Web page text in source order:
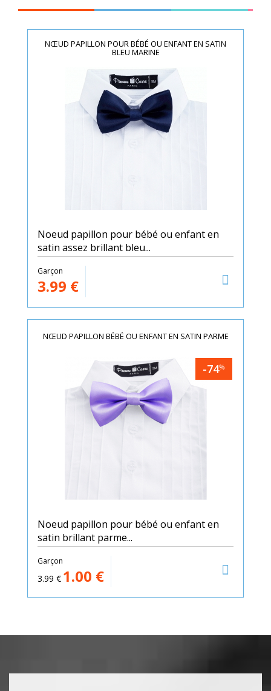
NŒUD PAPILLON POUR BÉBÉ OU ENFANT EN SATIN
BLEU MARINE
Noeud papillon pour bébé ou enfant en
satin assez brillant bleu...
Garçon
3.99 €
NŒUD PAPILLON BÉBÉ OU ENFANT EN SATIN PARME
-74%
Noeud papillon pour bébé ou enfant en
satin brillant parme...
Garçon
3.99 € 1.00 €